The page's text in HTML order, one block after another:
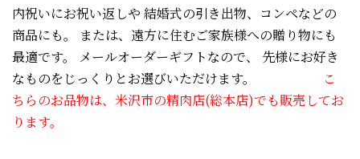
内祝いにお祝い返しや 結婚式の引き出物、コンペなどの
商品にも。
または、遠方に住むご家族様への贈り物にも
最適です。
メールオーダーギフトなので、
先様にお好き
なものをじっくりとお選びいただけます。
こ
ちらのお品物は、米沢市の精肉店(総本店)でも販売してお
ります。